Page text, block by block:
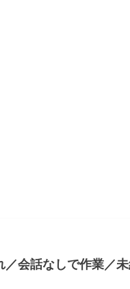
／会話なしで作業／